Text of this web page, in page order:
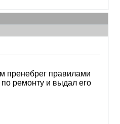
пренебрег правилами
ремонту и выдал его